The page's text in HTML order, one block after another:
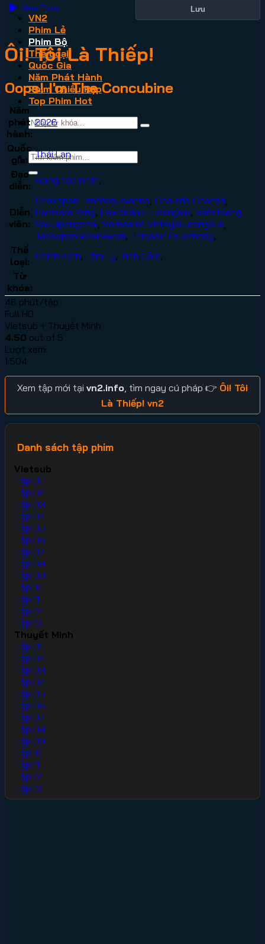
VN2
Phim Lẻ
Phim Bộ
Thể Loại
Quốc Gia
Năm Phát Hành
Phim Chiếu Rạp
Top Phim Hot
Xem Phim Lưu
Ôi! Tôi Là Thiếp!
Oops! I'm The Concubine
Năm
phát
hành:
2026
Quốc
gia:
Thái Lan
Đạo
diễn: Đang cập nhật
Diễn
viên:
Chakapan Tanthasuwanna Chalada Chansri
Panisara Yang Pawaralak Lueanglak Samitpong
Sakulpongchai Sornsarot Vittayarueangsuk
Tadsapon Wiwitawan Thidarut Pruethong
Thể
loại: Chính Kịch Tâm Lý Tình Cảm
Từ
khóa:
46 phút/tập
Full HD
Vietsub + Thuyết Minh
4.50 out of 5
Lượt xem:
1.504
Xem tập mới tại vn2.info , tìm ngay cú pháp 👉 Ôi! Tôi
Là Thiếp! vn2
Danh sách tập phim
Vietsub
Tập 01
Tập 02
Tập 03
Tập 04
Tập 05
Tập 06
Tập 07
Tập 08
Tập 09
Tập 10
Tập 11
Tập 12
Tập 13
Thuyết Minh
Tập 01
Tập 02
Tập 03
Tập 04
Tập 05
Tập 06
Tập 07
Tập 08
Tập 09
Tập 10
Tập 11
Tập 12
Tập 13